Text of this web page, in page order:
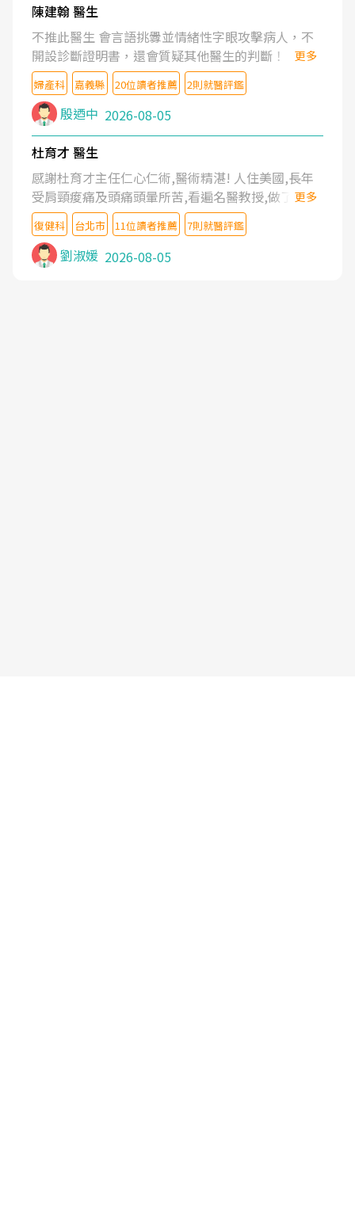
陳建翰 醫生
不推此醫生 會言語挑釁並情緒性字眼攻擊病人，不
開設診斷證明書，還會質疑其他醫生的判斷！
更多
婦產科 嘉義縣 20位讀者推薦 2則就醫評鑑
殷迺中 2026-08-05
杜育才 醫生
感謝杜育才主任仁心仁術,醫術精湛! 人住美國,長年
受肩頸痠痛及頭痛頭暈所苦,看遍名醫教授,做了各種
檢查,也嘗試過西醫打針,中醫針灸及物理徒手治療都
沒有用,後來連吃到嗎啡類止痛藥都效果有限,只是壓
症狀,沒多久就痛起來,多年失眠嚴重影響生活品質.
台灣親友介紹忠孝醫院杜育才主任是頸頭症候群專
更多
復健科 台北市 11位讀者推薦 7則就醫評鑑
劉淑媛 2026-08-05